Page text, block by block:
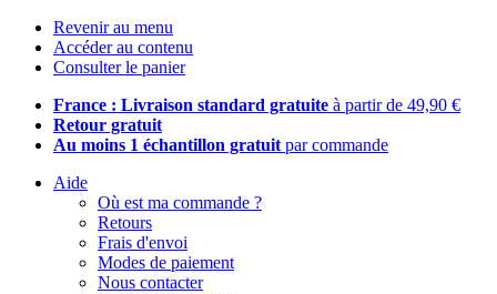
Revenir au menu
Accéder au contenu
Consulter le panier
France : Livraison standard gratuite à partir de 49,90 €
Retour gratuit
Au moins 1 échantillon gratuit par commande
Aide
Où est ma commande ?
Retours
Frais d'envoi
Modes de paiement
Nous contacter